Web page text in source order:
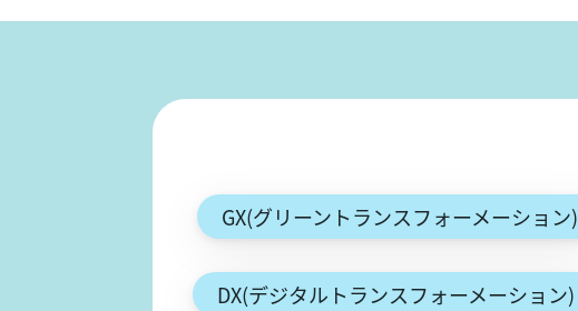
GX(グリーントランスフォーメーション)
DX(デジタルトランスフォーメーション)